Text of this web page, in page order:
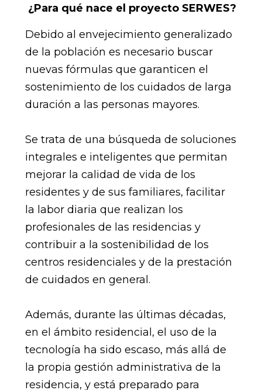
¿Para qué nace el proyecto SERWES?
Debido al envejecimiento generalizado
de la población es necesario buscar
nuevas fórmulas que garanticen el
sostenimiento de los cuidados de larga
duración a las personas mayores.
Se trata de una búsqueda de soluciones
integrales e inteligentes que permitan
mejorar la calidad de vida de los
residentes y de sus familiares, facilitar
la labor diaria que realizan los
profesionales de las residencias y
contribuir a la sostenibilidad de los
centros residenciales y de la prestación
de cuidados en general.
Además, durante las últimas décadas,
en el ámbito residencial, el uso de la
tecnología ha sido escaso, más allá de
la propia gestión administrativa de la
residencia, y está preparado para